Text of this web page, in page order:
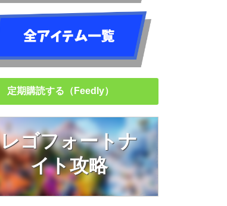
定期購読する（Feedly）
レゴフォートナ
イト攻略